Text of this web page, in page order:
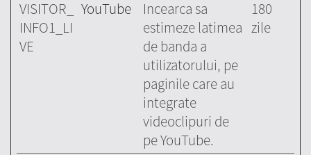
VISITOR_
INFO1_LI
VE
YouTube
Incearca sa
estimeze latimea
de banda a
utilizatorului, pe
paginile care au
integrate
videoclipuri de
pe YouTube.
180
zile